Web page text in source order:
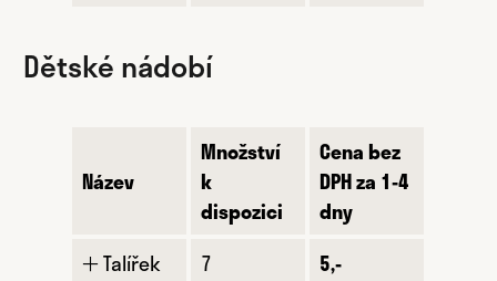
Dětské nádobí
Název
Množství
k
dispozici
Cena bez
DPH za 1-4
dny
🞢 Talířek
7
5,-